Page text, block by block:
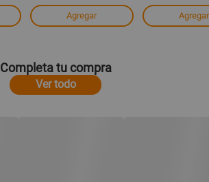
Agregar Agregar
Completa tu compra
Ver todo